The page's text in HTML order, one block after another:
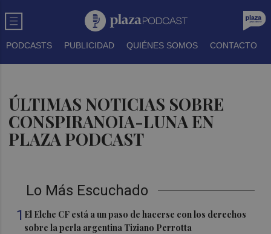
PODCASTS PUBLICIDAD QUIÉNES SOMOS CONTACTO
ÚLTIMAS NOTICIAS SOBRE
CONSPIRANOIA-LUNA EN
PLAZA PODCAST
Lo Más Escuchado
1 El Elche CF está a un paso de hacerse con los derechos
sobre la perla argentina Tiziano Perrotta